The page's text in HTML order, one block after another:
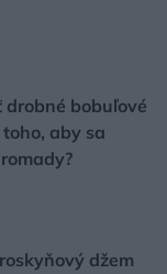
drobné bobuľové
aby sa
džem